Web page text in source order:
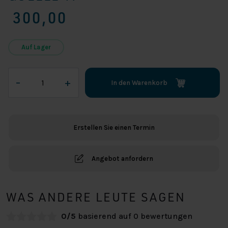
300,00
Auf Lager
– + In den Warenkorb
Erstellen Sie einen Termin
Angebot anfordern
WAS ANDERE LEUTE SAGEN
0/5 basierend auf 0 bewertungen